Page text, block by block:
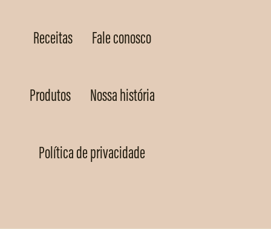
Receitas Fale conosco
Produtos Nossa história
Política de privacidade